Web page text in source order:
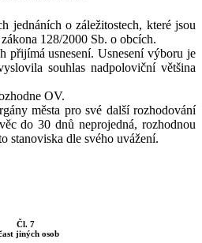
jednáních o záležitostech, které jsou
128/2000 Sb. o obcích.
přijímá usnesení. Usnesení výboru je
souhlas nadpoloviční většina
OV.
města pro své další rozhodování
do 30 dnů neprojedná, rozhodnou
stanoviska dle svého uvážení.
Čl. 7
jiných osob